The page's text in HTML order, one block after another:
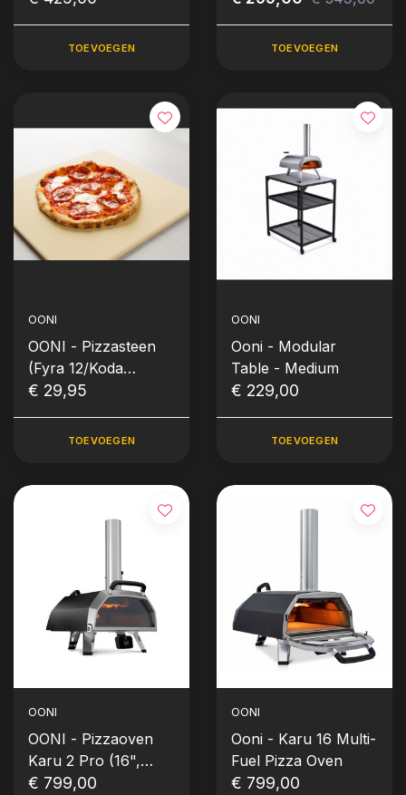
TOEVOEGEN TOEVOEGEN
OONI
OONI - Pizzasteen
(Fyra 12/Koda
12/OONI 3)
€ 29,95
TOEVOEGEN
OONI
Ooni - Modular
Table - Medium
€ 229,00
TOEVOEGEN
OONI
OONI - Pizzaoven
Karu 2 Pro (16",
multi-fuel: hout of
€ 799,00
OONI
Ooni - Karu 16 Multi-
Fuel Pizza Oven
€ 799,00